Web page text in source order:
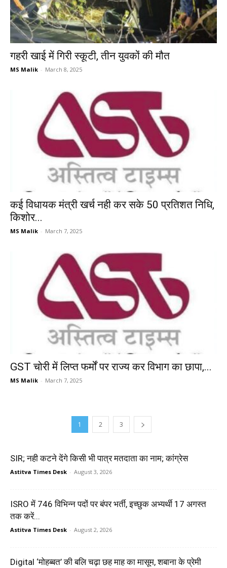
गहरी खाई में गिरी स्कूटी, तीन युवकों की मौत
MS Malik - March 8, 2025
कई विधायक मंत्री खर्च नही कर सके 50 प्रतिशत निधि,
किशोर...
MS Malik - March 7, 2025
GST चोरी में लिप्त फर्मों पर राज्य कर विभाग का छापा,...
MS Malik - March 7, 2025
1 2 3
SIR; नही कटने देंगे किसी भी पात्र मतदाता का नाम; कांग्रेस
Astitva Times Desk - August 3, 2026
ISRO में 746 विभिन्न पदों पर बंपर भर्ती, इच्छुक अभ्यर्थी 17 अगस्त
तक करें...
Astitva Times Desk - August 2, 2026
Digital ‘मोहब्बत’ की बलि चढ़ा छह माह का मासूम, शबाना के प्रेमी